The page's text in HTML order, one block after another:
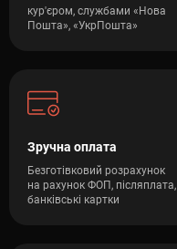
кур'єром, службами «Нова
Пошта», «УкрПошта»
Зручна оплата
Безготівковий розрахунок
на рахунок ФОП, післяплата,
банківські картки